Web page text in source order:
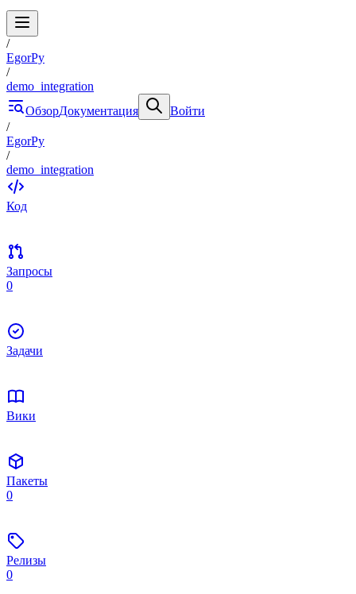
/
EgorPy
/
demo_integration
ОбзорДокументация
Войти
/
EgorPy
/
demo_integration
Код
Запросы
0
Задачи
Вики
Пакеты
0
Релизы
0